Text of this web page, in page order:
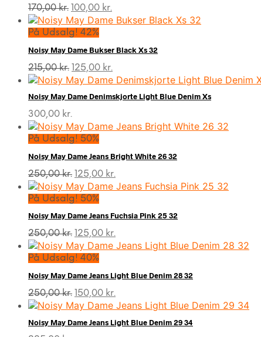
170,00kr. Den
oprindelige
pris
170,00 kr..
100,00 kr.
aktuelle
100,00 kr..
På Udsalg! 42%
Noisy May Dame Bukser Black Xs 32
215,00kr. Den
oprindelige
var:
125,00 kr.
aktuelle
er:
Noisy May Dame Denimskjorte Light Blue Denim Xs
300,00 kr.
På Udsalg! 50%
Noisy May Dame Jeans Bright White 26 32
250,00kr. Den
oprindelige
pris
250,00 kr..
125,00 kr.
aktuelle
125,00 kr..
På Udsalg! 50%
Noisy May Dame Jeans Fuchsia Pink 25 32
250,00kr. Den
oprindelige
pris
250,00 kr..
125,00 kr.
aktuelle
125,00 kr..
På Udsalg! 40%
Noisy May Dame Jeans Light Blue Denim 28 32
250,00kr. Den
oprindelige
var:
150,00 kr.
aktuelle
er:
Noisy May Dame Jeans Light Blue Denim 29 34